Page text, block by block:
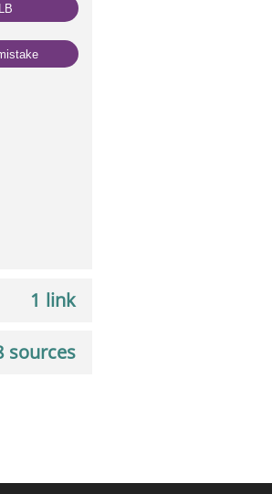
1 link
sources